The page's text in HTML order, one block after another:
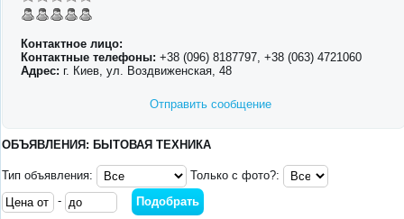
Контактное лицо:
Контактные телефоны: +38 (096) 8187797, +38 (063) 4721060
Адрес: г. Киев, ул. Воздвиженская, 48
Отправить сообщение
ОБЪЯВЛЕНИЯ: БЫТОВАЯ ТЕХНИКА
Тип объявления:
Только с фото?:
-